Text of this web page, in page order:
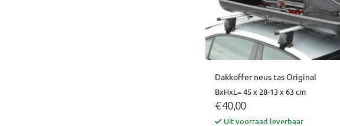
Dakkoffer neus tas Original
BxHxL= 45 x 28-13 x 63 cm
€ 40,00
Uit voorraad leverbaar